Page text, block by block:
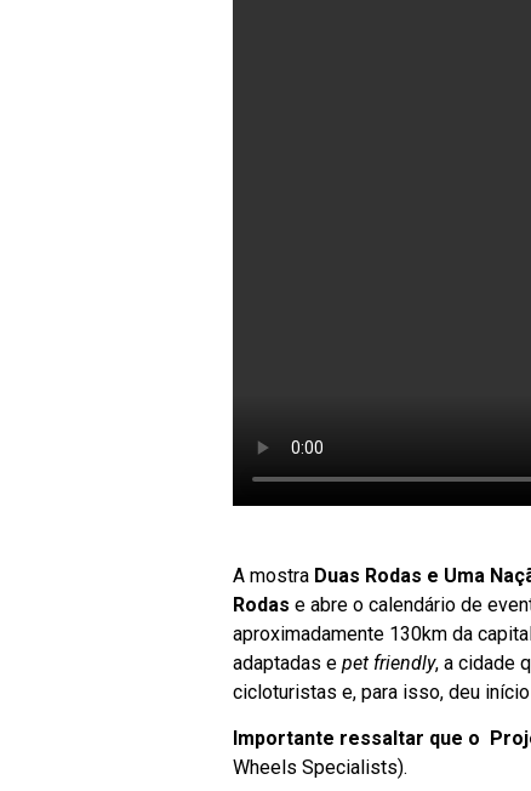
A mostra Duas Rodas e Uma
Rodas e abre o calendário de
aproximadamente 130km da
adaptadas e pet friendly, a cidade
cicloturistas e, para isso, deu
Importante ressaltar que o
Wheels Specialists).